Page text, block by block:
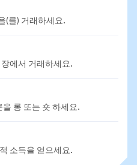
(를) 거래하세요.
에서 거래하세요.
롱 또는 숏 하세요.
소득을 얻으세요.